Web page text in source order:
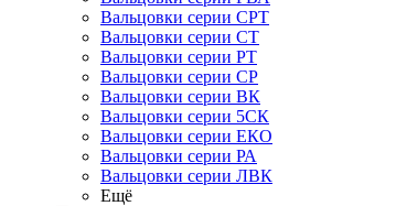
Вальцовки серии СРТ
Вальцовки серии СТ
Вальцовки серии РТ
Вальцовки серии СР
Вальцовки серии ВК
Вальцовки серии 5СК
Вальцовки серии ЕКО
Вальцовки серии РА
Вальцовки серии ЛВК
Ещё